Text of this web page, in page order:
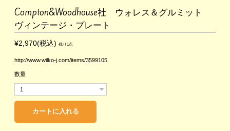
Compton&Woodhouse社 ウォレス＆グルミット
ヴィンテージ・プレート
¥2,970(税込) 残り1点
http://www.wilko-j.com/items/3599105
数量